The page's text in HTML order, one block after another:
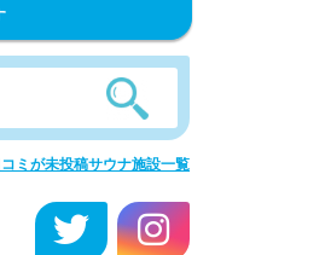
ミが未投稿サウナ施設一覧